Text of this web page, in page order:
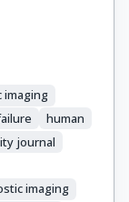
imaging
human
journal
imaging